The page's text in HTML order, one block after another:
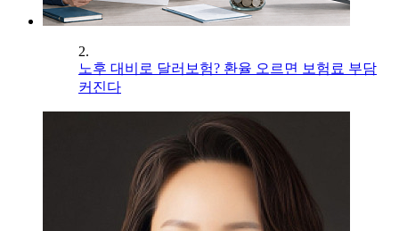
2.
노후 대비로 달러보험? 환율 오르면 보험료 부담
커진다